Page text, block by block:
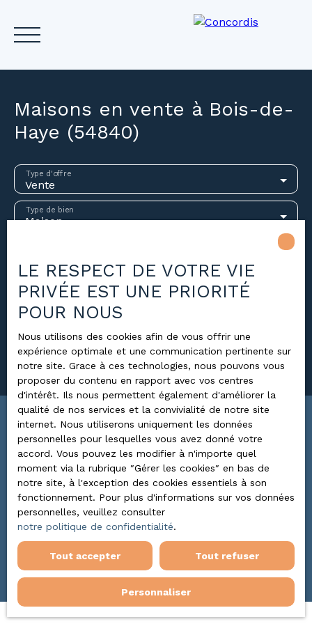
Estimez votre bien
Maisons en vente à Bois-de-
Haye (54840)
Vente
Type d'offre
Maison
Type de bien
Budget max (€)
Rechercher
Pertinence
Trier par
ALERTE MAIL
Aucun résultat
LE RESPECT DE VOTRE VIE
PRIVÉE EST UNE PRIORITÉ
POUR NOUS
Nous utilisons des cookies afin de vous offrir une
expérience optimale et une communication pertinente sur
notre site. Grace à ces technologies, nous pouvons vous
proposer du contenu en rapport avec vos centres
d'intérêt. Ils nous permettent également d'améliorer la
qualité de nos services et la convivialité de notre site
internet. Nous utiliserons uniquement les données
personnelles pour lesquelles vous avez donné votre
accord. Vous pouvez les modifier à n'importe quel
moment via la rubrique ″Gérer les cookies″ en bas de
notre site, à l'exception des cookies essentiels à son
fonctionnement. Pour plus d'informations sur vos données
personnelles, veuillez consulter
notre politique de confidentialité.
Tout accepter Tout refuser
Personnaliser